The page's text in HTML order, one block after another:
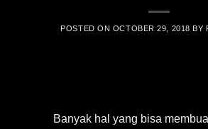
POSTED ON OCTOBER 29, 2018 BY
Banyak hal yang bisa